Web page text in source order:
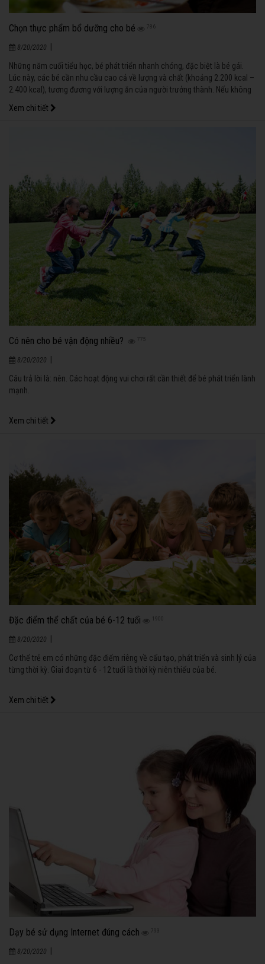
Chọn thực phẩm bổ dưỡng cho bé 786
8/20/2020
Những năm cuối tiểu học, bé phát triển nhanh chóng, đặc biệt là bé gái.
Lúc này, các bé cần nhu cầu cao cả về lượng và chất (khoảng 2.200 kcal –
2.400 kcal), tương đương với lượng ăn của người trưởng thành. Nếu không
phát triển hết tiềm năng về tầm vóc cũng như khả năng học tập lâu dài.
Xem chi tiết
Có nên cho bé vận động nhiều? 775
8/20/2020 |
Câu trả lời là: nên. Các hoạt động vui chơi rất cần thiết để bé phát triển lành
mạnh.
Xem chi tiết
Đặc điểm thể chất của bé 6-12 tuổi 1900
8/20/2020 |
Cơ thể trẻ em có những đặc điểm riêng về cấu tạo, phát triển và sinh lý của
từng thời kỳ. Giai đoạn từ 6 - 12 tuổi là thời kỳ niên thiếu của bé.
Xem chi tiết
Dạy bé sử dụng Internet đúng cách 793
8/20/2020